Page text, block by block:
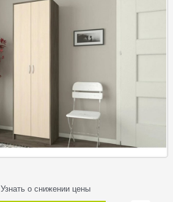
Узнать о снижении цены